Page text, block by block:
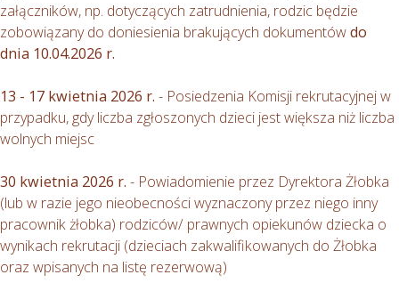
załączników, np. dotyczących zatrudnienia, rodzic będzie
zobowiązany do doniesienia brakujących dokumentówdo
dnia 10.04.2026 r.
13 - 17 kwietnia 2026 r. - Posiedzenia Komisji rekrutacyjnej w
przypadku, gdy liczba zgłoszonych dzieci jest większa niż liczba
wolnych miejsc
30 kwietnia 2026 r. - Powiadomienie przez Dyrektora Żłobka
(lub w razie jego nieobecności wyznaczony przez niego inny
pracownik żłobka) rodziców/ prawnych opiekunów dziecka o
wynikach rekrutacji (dzieciach zakwalifikowanych do Żłobka
oraz wpisanych na listę rezerwową)